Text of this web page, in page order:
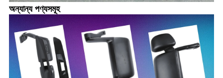
অন্যান্য পণ্যসমূহ